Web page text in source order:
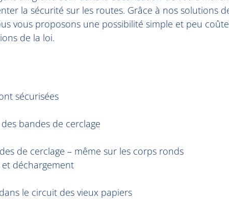
la sécurité sur les routes. Grâce à nos solutions
vous proposons une possibilité simple et peu
de la loi.
sécurisées
bandes de cerclage
de cerclage – même sur les corps ronds
déchargement
le circuit des vieux papiers